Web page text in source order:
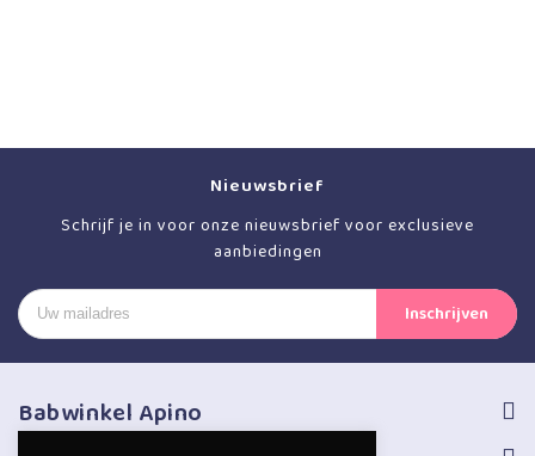
Nieuwsbrief
Schrijf je in voor onze nieuwsbrief voor exclusieve
aanbiedingen
Babwinkel Apino